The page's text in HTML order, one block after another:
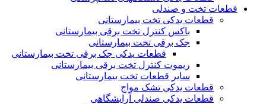
قطعات تخت و صندلی
قطعات یدکی تخت بیمارستانی
باکس کنترل تخت برقی بیمارستانی
جک برقی تخت بیمارستانی
قطعات یدکی جک برقی تخت بیمارستانی
ریموت کنترل تخت برقی بیمارستانی
سایر قطعات تخت بیمارستانی
قطعات یدکی تشک مواج
قطعات یدکی صندلی آرایشگاهی